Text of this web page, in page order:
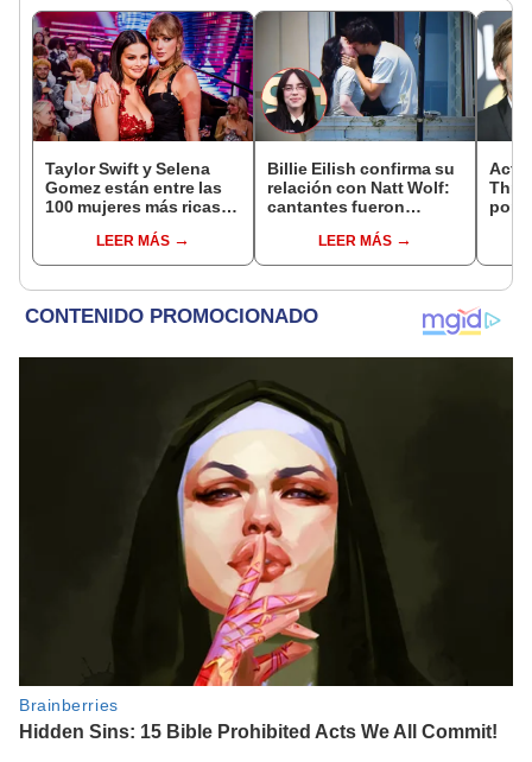
Taylor Swift y Selena
Gomez están entre las
100 mujeres más ricas
LEER MÁS
Billie Eilish confirma su
relación con Natt Wolf:
cantantes fueron
besándose en un
balcón en Venecia
LEER MÁS
por